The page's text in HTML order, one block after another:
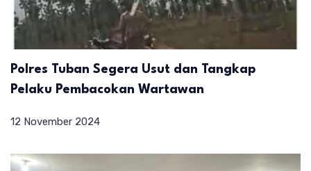
Polres Tuban Segera Usut dan Tangkap
Pelaku Pembacokan Wartawan
12 November 2024